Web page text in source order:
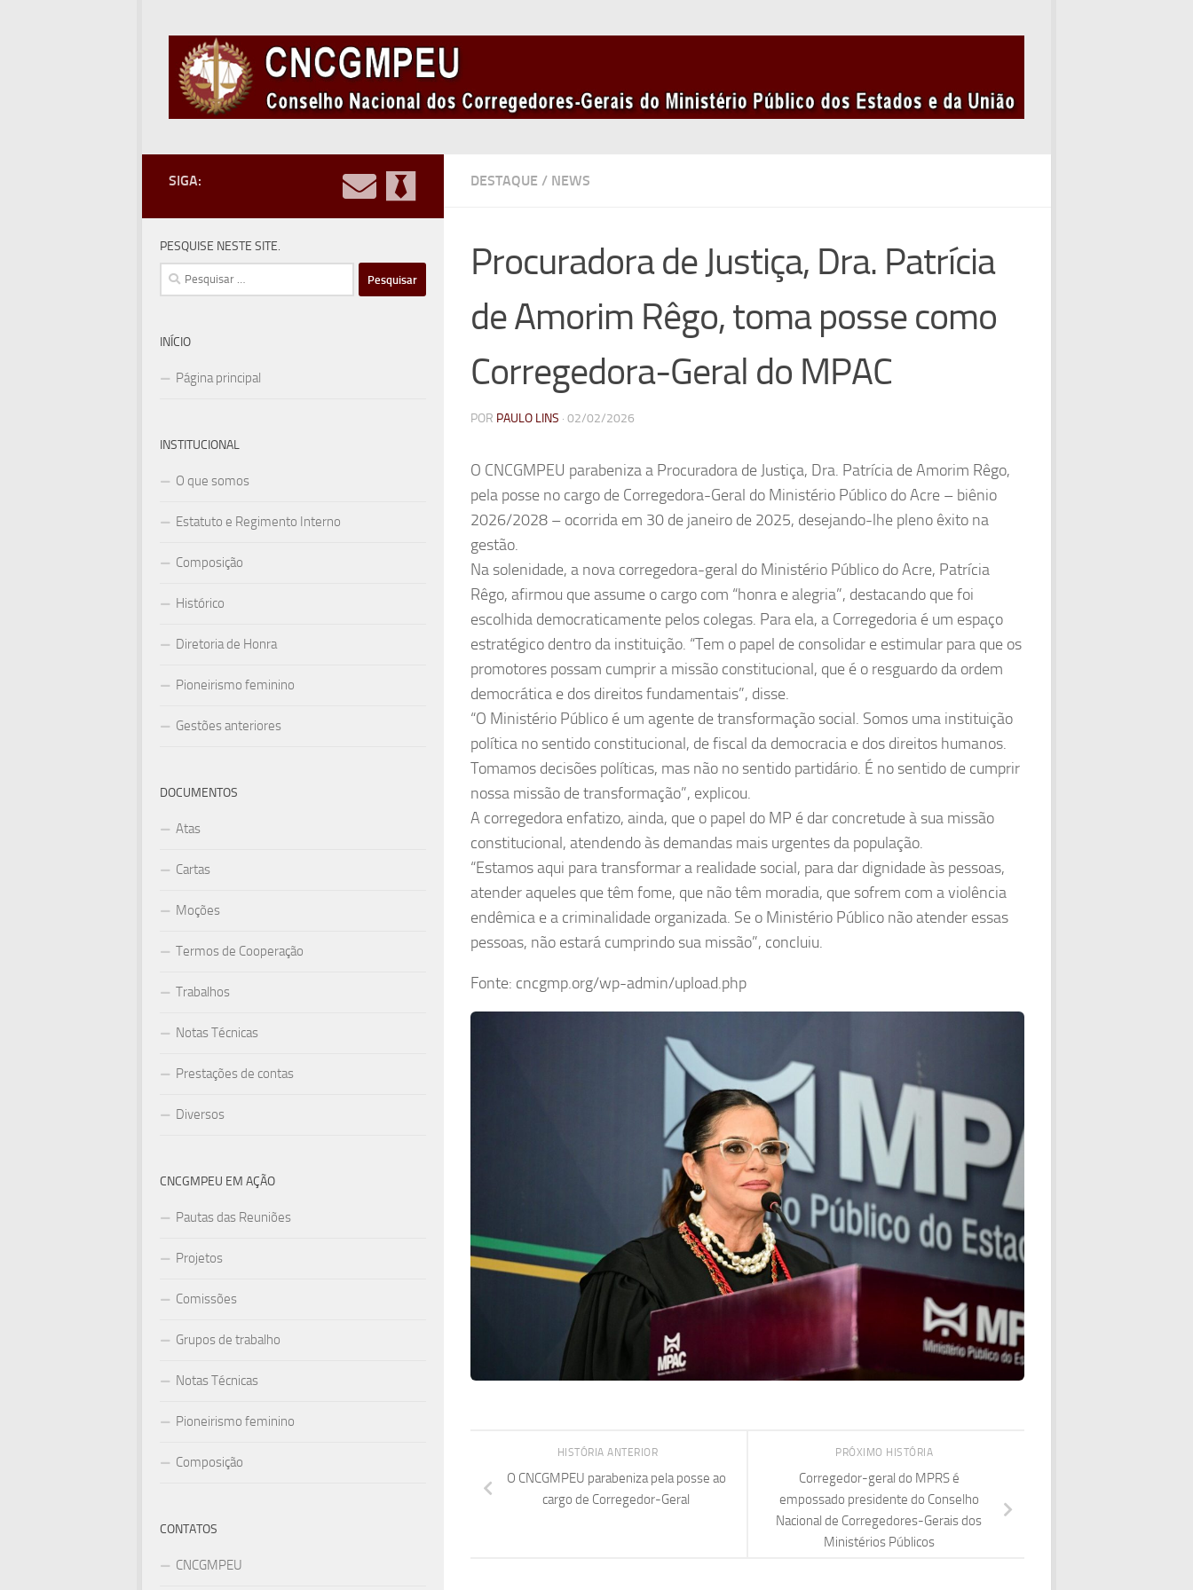
DESTAQUE / NEWS
Procuradora de Justiça, Dra. Patrícia
de Amorim Rêgo, toma posse como
Corregedora-Geral do MPAC
POR PAULO LINS · 02/02/2026
O CNCGMPEU parabeniza a Procuradora de Justiça, Dra. Patrícia de Amorim Rêgo,
pela posse no cargo de Corregedora-Geral do Ministério Público do Acre – biênio
2026/2028 – ocorrida em 30 de janeiro de 2025, desejando-lhe pleno êxito na
gestão.
Na solenidade, a nova corregedora-geral do Ministério Público do Acre, Patrícia
Rêgo, afirmou que assume o cargo com “honra e alegria”, destacando que foi
escolhida democraticamente pelos colegas. Para ela, a Corregedoria é um espaço
estratégico dentro da instituição. “Tem o papel de consolidar e estimular para que os
promotores possam cumprir a missão constitucional, que é o resguardo da ordem
democrática e dos direitos fundamentais”, disse.
“O Ministério Público é um agente de transformação social. Somos uma instituição
política no sentido constitucional, de fiscal da democracia e dos direitos humanos.
Tomamos decisões políticas, mas não no sentido partidário. É no sentido de cumprir
nossa missão de transformação”, explicou.
A corregedora enfatizo, ainda, que o papel do MP é dar concretude à sua missão
constitucional, atendendo às demandas mais urgentes da população.
“Estamos aqui para transformar a realidade social, para dar dignidade às pessoas,
atender aqueles que têm fome, que não têm moradia, que sofrem com a violência
endêmica e a criminalidade organizada. Se o Ministério Público não atender essas
pessoas, não estará cumprindo sua missão”, concluiu.
Fonte: cncgmp.org/wp-admin/upload.php
PRÓXIMO HISTÓRIA
Corregedor-geral do MPRS é
empossado presidente do Conselho
Nacional de Corregedores-Gerais dos
Ministérios Públicos
HISTÓRIA ANTERIOR
O CNCGMPEU parabeniza pela posse ao
cargo de Corregedor-Geral
SIGA:
PESQUISE NESTE SITE.
Pesquisar
por:
INÍCIO
Página principal
INSTITUCIONAL
O que somos
Estatuto e Regimento Interno
Composição
Histórico
Diretoria de Honra
Pioneirismo feminino
Gestões anteriores
DOCUMENTOS
Atas
Cartas
Moções
Termos de Cooperação
Trabalhos
Notas Técnicas
Prestações de contas
Diversos
CNCGMPEU EM AÇÃO
Pautas das Reuniões
Projetos
Comissões
Grupos de trabalho
Notas Técnicas
Pioneirismo feminino
Composição
CONTATOS
CNCGMPEU